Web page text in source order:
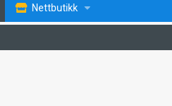
Nettbutikk